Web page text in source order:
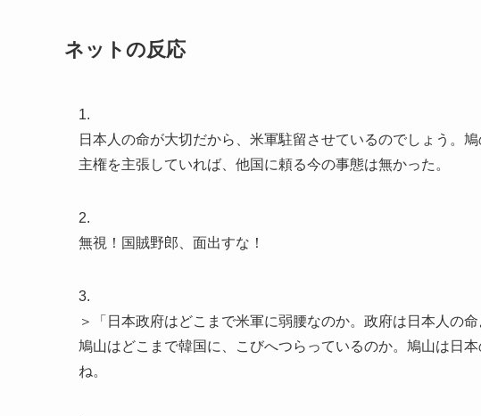
ネットの反応
1.
日本人の命が大切だから、米軍駐留させているのでしょう。
主権を主張していれば、他国に頼る今の事態は無かった。
2.
無視！国賊野郎、面出すな！
3.
＞「日本政府はどこまで米軍に弱腰なのか。政府は日本人の命
鳩山はどこまで韓国に、こびへつらっているのか。鳩山は日
ね。